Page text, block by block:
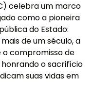
celebra um marco
como a pioneira
do Estado:
mais de um século, a
compromisso de
o sacrifício
suas vidas em